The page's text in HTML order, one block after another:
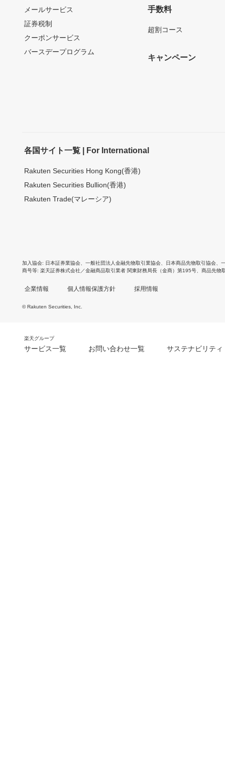
メールサービス
証券税制
クーポンサービス
バースデープログラム
手数料
超割コース
キャンペーン
各国サイト一覧 | For International
Rakuten Securities Hong Kong(香港)
Rakuten Securities Bullion(香港)
Rakuten Trade(マレーシア)
加入協会 日本証券業協会 一般社団法人金融先物取引業協会 日本商品先物取引協会
商号等 楽天証券株式会社／金融商品取引業者 関東財務局長（金商）第195号、商品先物
企業情報 個人情報保護方針 採用情報
© Rakuten Securities, Inc.
楽天グループ
サービス一覧 お問い合わせ一覧 サステナビリティ